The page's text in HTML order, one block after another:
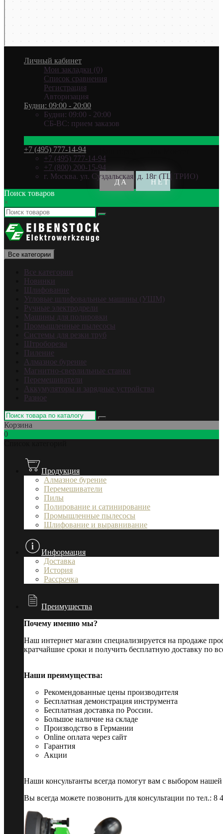
Личный кабинет
Мои закладки (0)
Список сравнения
Регистрация
Авторизация
Будни: 09:00 - 20:00
Будни: 09:00 - 20:00
СБ-ВС: прием заказов
+7 (495) 777-14-94
+7 (495) 777-14-94
+7 (800) 200-15-94
г. Москва. ул. Суздальская, д. 18г (ТЦ ТРИО)
Поиск товаров
×
Все категории
Все категории
Новинки
Шлифование
Угловые шлифовальные машины (УШМ)
Ручные электродрели
Машины для полировки
Промышленные пылесосы
Системы для резки труб
Штроборезы
Пиление
Алмазное бурение
Магнитно-сверлильные станки
Перемешиватели
Аккумуляторы и зарядные устройства
Разное
Корзина
0
Продукция
Алмазное бурение
Перемешиватели
Пилы
Полирование и сатинирование
Промышленные пылесосы
Шлифование и выравнивание
Информация
Доставка
История
Рассрочка
Преимущества
Почему именно мы?
Наш интернет магазин специализируется на продаже
кратчайшие сроки и получить бесплатную доставку по
Наши преимущества:
Рекомендованные цены производителя
Бесплатная демонстрация инструмента
Бесплатная доставка по России.
Большое наличие на складе
Производство в Германии
Online оплата через сайт
Гарантия
Акции
Наши консультанты всегда помогут вам с выбором
Вы всегда можете позвонить для консультации по тел.: